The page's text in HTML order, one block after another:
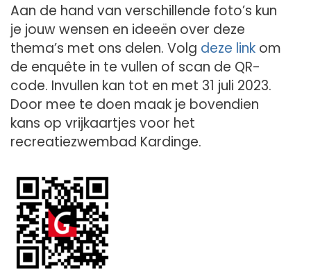
Aan de hand van verschillende foto’s kun
je jouw wensen en ideeën over deze
thema’s met ons delen. Volg deze link om
de enquête in te vullen of scan de QR-
code. Invullen kan tot en met 31 juli 2023.
Door mee te doen maak je bovendien
kans op vrijkaartjes voor het
recreatiezwembad Kardinge.